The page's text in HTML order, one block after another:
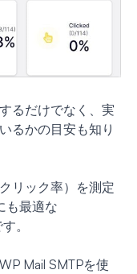
るだけでなく、実
るかの目安も知り
リック率）を測定
も最適な
。
Mail SMTPを使